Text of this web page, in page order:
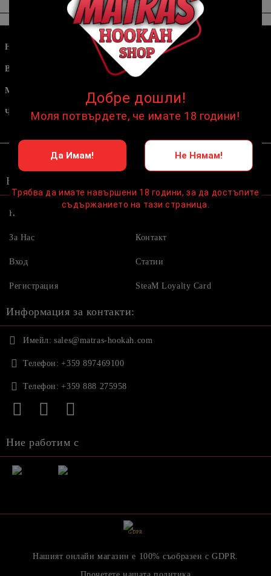
Наргилета
Въглени
Мундщуци
Чашки
Маркучи и накрайници
HMD / Коронки / Джезвета /
Тютюни
Бързи връзки:
Начало
За Нас
Вход
Регистрация
Контакт
Статии
SteaM Loyalty Card
Информация за контакти:
Имейл: sales@matras-hookah.com
Телефон: +359 897469100
Телефон: +359 888 275958
Ние работим с
GDPR
Нашият онлайн магазин е 100% съобразен с GDPR.
Добре дошли!
Моля потвърдете, че имате 18 години!
Да Имам! Не Нямам!
Трябва да имате навършени 18 години, за да достъпите
съдържанието на тази страница.